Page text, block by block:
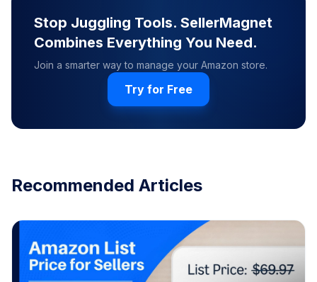
Stop Juggling Tools. SellerMagnet
Combines Everything You Need.
Join a smarter way to manage your Amazon store.
Try for Free
Recommended Articles